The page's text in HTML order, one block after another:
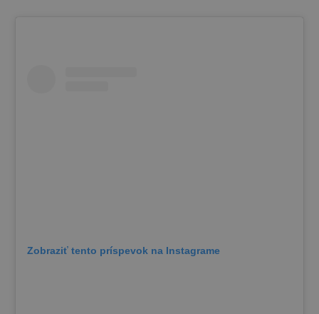
Zobraziť tento príspevok na Instagrame